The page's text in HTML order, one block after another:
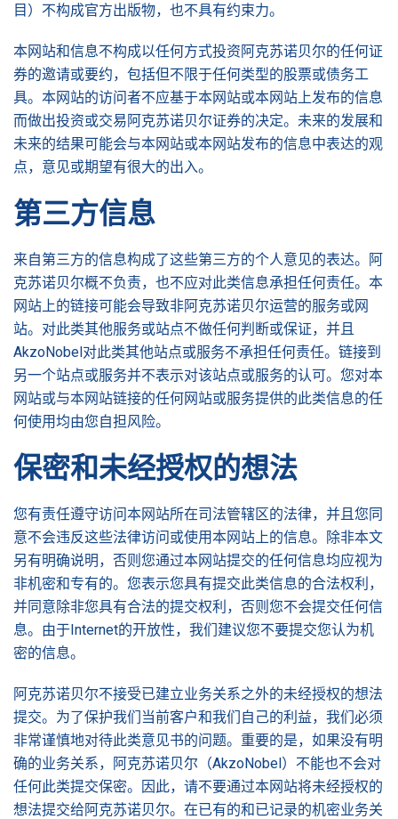
目）不构成官方出版物，也不具有约束力。
本网站和信息不构成以任何方式投资阿克苏诺贝尔的任何证
券的邀请或要约，包括但不限于任何类型的股票或债务工
具。本网站的访问者不应基于本网站或本网站上发布的信息
而做出投资或交易阿克苏诺贝尔证券的决定。未来的发展和
未来的结果可能会与本​​网站或本网站发布的信息中表达的观
点，意见或期望有很大的出入。
第三方信息
来自第三方的信息构成了这些第三方的个人意见的表达。阿
克苏诺贝尔概不负责，也不应对此类信息承担任何责任。本
网站上的链接可能会导致非阿克苏诺贝尔运营的服务或网
站。对此类其他服务或站点不做任何判断或保证，并且
AkzoNobel对此类其他站点或服务不承担任何责任。链接到
另一个站点或服务并不表示对该站点或服务的认可。您对本
网站或与本网站链接的任何网站或服务提供的此类信息的任
何使用均由您自担风险。
保密和未经授权的想法
您有责任遵守访问本网站所在司法管辖区的法律，并且您同
意不会违反这些法律访问或使用本网站上的信息。除非本文
另有明确说明，否则您通过本网站提交的任何信息均应视为
非机密和专有的。您表示您具有提交此类信息的合法权利，
并同意除非您具有合法的提交权利，否则您不会提交任何信
息。由于Internet的开放性，我们建议您不要提交您认为机
密的信息。
阿克苏诺贝尔不接受已建立业务关系之外的未经授权的想法
提交。为了保护我们当前客户和我们自己的利益，我们必须
非常谨慎地对待此类意见书的问题。重要的是，如果没有明
确的业务关系，阿克苏诺贝尔（AkzoNobel）不能也不会对
任何此类提交保密。因此，请不要通过本网站将未经授权的
想法提交给阿克苏诺贝尔。在已有的和已记录的机密业务关